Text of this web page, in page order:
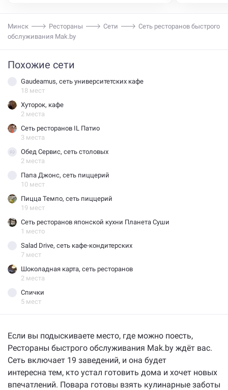
Минск Рестораны Сети
Сеть ресторанов быстрого
обслуживания Mak.by
Похожие сети
Gaudeamus, сеть университетских кафе
18 мест
Хуторок, кафе
2 места
Сеть ресторанов IL Патио
3 места
Обед Сервис, сеть столовых
2 места
Папа Джонс, сеть пиццерий
10 мест
Пицца Темпо, сеть пиццерий
19 мест
Сеть ресторанов японской кухни Планета Суши
1 место
Salad Drive, сеть кафе-кондитерских
7 мест
Шоколадная карта, сеть ресторанов
2 места
Спички
5 мест
Если вы подыскиваете место, где можно поесть,
Рестораны быстрого обслуживания Mak.by ждёт вас.
Сеть включает 19 заведений, и она будет
интересна тем, кто устал готовить дома и хочет новых
впечатлений. Повара готовы взять кулинарные заботы